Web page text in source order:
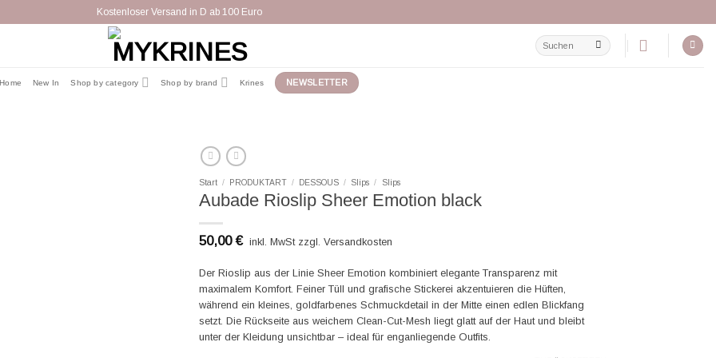
Kostenloser Versand in D ab 100 Euro
Suchen
nach:
Home New In Shop by category Shop by brand Krines NEWSLETTER
Start / PRODUKTART / DESSOUS / Slips / Slips
Aubade Rioslip Sheer Emotion black
50,00€ inkl. MwSt zzgl. Versandkosten
Der Rioslip aus der Linie Sheer Emotion kombiniert elegante Transparenz mit
maximalem Komfort. Feiner Tüll und grafische Stickerei akzentuieren die Hüften,
während ein kleines, goldfarbenes Schmuckdetail in der Mitte einen edlen Blickfang
setzt. Die Rückseite aus weichem Clean-Cut-Mesh liegt glatt auf der Haut und bleibt
unter der Kleidung unsichtbar – ideal für enganliegende Outfits.